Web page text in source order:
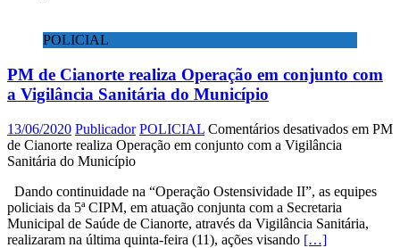
POLICIAL
PM de Cianorte realiza Operação em conjunto com
a Vigilância Sanitária do Município
13/06/2020 Publicador POLICIAL Comentários desativados em PM
de Cianorte realiza Operação em conjunto com a Vigilância
Sanitária do Município
Dando continuidade na “Operação Ostensividade II”, as equipes
policiais da 5ª CIPM, em atuação conjunta com a Secretaria
Municipal de Saúde de Cianorte, através da Vigilância Sanitária,
realizaram na última quinta-feira (11), ações visando […]